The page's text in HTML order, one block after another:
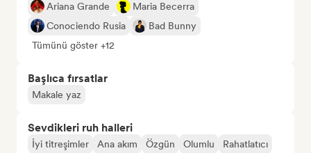
Ariana Grande
Maria Becerra
Conociendo Rusia
Bad Bunny
Tümünü göster +12
Başlıca fırsatlar
Makale yaz
Sevdikleri ruh halleri
İyi titreşimler Ana akım Özgün Olumlu Rahatlatıcı